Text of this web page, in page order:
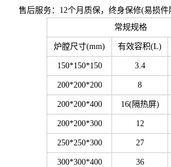
售后服务：12个月质保，终身保修(易损件
常规规格
炉膛尺寸(mm) 有效容积(L)
150*150*150 3.4
200*200*200 8
200*200*400 16(隔热屏)
200*200*300 12
250*250*300 27
300*300*400 36